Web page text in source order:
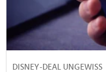
DISNEY-DEAL UNGEWISS